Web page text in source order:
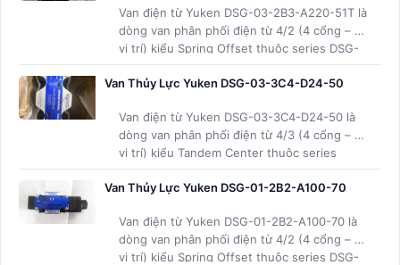
Van điện từ Yuken DSG-03-2B3-A220-51T là
dòng van phân phối điện từ 4/2 (4 cổng – 2
vị trí) kiểu Spring Offset thuộc series DSG-
03 size lớn của Yuken Taiwan
Van Thủy Lực Yuken DSG-03-3C4-D24-50
Van điện từ Yuken DSG-03-3C4-D24-50 là
dòng van phân phối điện từ 4/3 (4 cổng – 3
vị trí) kiểu Tandem Center thuộc series
DSG-03 size lớn của Yuken
Van Thủy Lực Yuken DSG-01-2B2-A100-70
Van điện từ Yuken DSG-01-2B2-A100-70 là
dòng van phân phối điện từ 4/2 (4 cổng – 2
vị trí) kiểu Spring Offset thuộc series DSG-